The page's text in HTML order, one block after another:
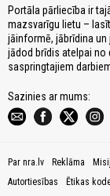
Portāla pārliecība ir
mazsvarīgu lietu –
jāinformē, jābrīdina
jādod brīdis atelpai no
saspringtajiem
Sazinies ar mums:
Par nra.lv Reklāma
Autortiesības
Ētikas